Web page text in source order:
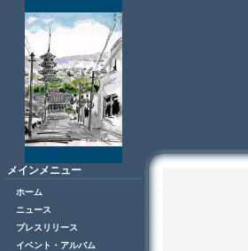
メインメニュー
ホーム
ニュース
プレスリリース
イベント・アルバム